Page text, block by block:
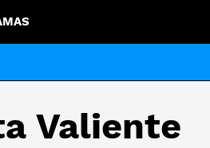
Valiente